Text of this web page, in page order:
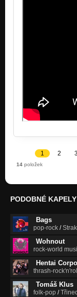
1 2
14 položek
PODOBNÉ KAPELY
Bags
pop-rock /
Wohnout
rock-world
Hentai
thrash-rock'n'roll
Tomáš Klus
folk-pop /